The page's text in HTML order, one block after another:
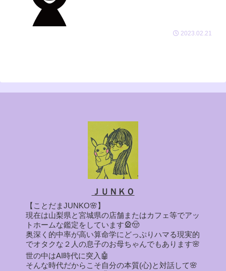
2023.02.21
ＪＵＮＫＯ
【ことだまJUNKO🌸】
現在は山梨県と宮城県の店舗またはカフェ等でアッ
トホームな鑑定をしています🎡🤠
奥深く的中率が高い算命学にどっぷりハマる現実的
でオタクな２人の息子のお母ちゃんでもあります🌸
世の中はAI時代に突入🤖
そんな時代だからこそ自分の本質(心)と対話して🌸